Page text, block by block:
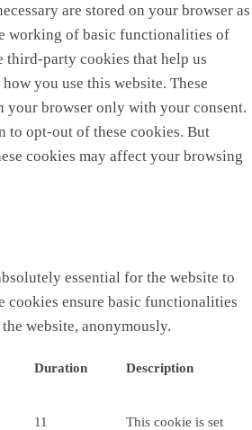
are stored on your browser as
working of basic functionalities of
third-party cookies that help us
you use this website. These
your browser only with your consent.
to opt-out of these cookies. But
cookies may affect your browsing
essential for the website to
cookies ensure basic functionalities
website, anonymously.
Duration Description
11
This cookie is set